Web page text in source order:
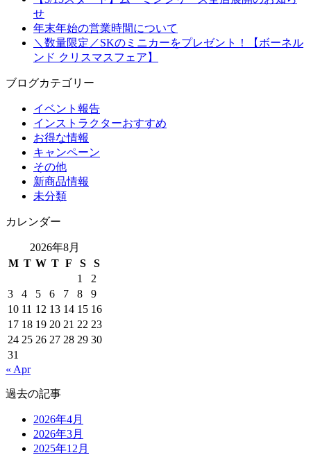
せ
年末年始の営業時間について
＼数量限定／SKのミニカーをプレゼント！【ボーネル
ンド クリスマスフェア】
ブログカテゴリー
イベント報告
インストラクターおすすめ
お得な情報
キャンペーン
その他
新商品情報
未分類
カレンダー
2026年8月
M T W T F S
S
1
2
3
4 5 6 7 8
9
10 11 12 13 14 15 16
17 18 19 20 21 22 23
24 25 26 27 28 29 30
31
« Apr
過去の記事
2026年4月
2026年3月
2025年12月